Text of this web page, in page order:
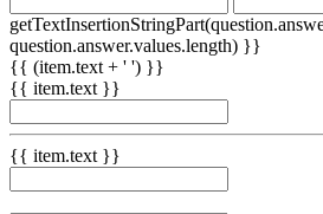
question.answer.values.length) }}
{{ (item.text + ' ') }}
{{ item.text }}
{{ item.text }}